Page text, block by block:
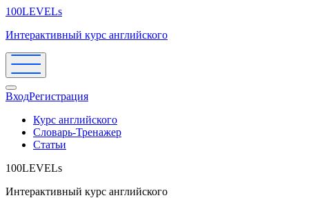
100LEVELs
Интерактивный курс английского
ВходРегистрация
Курс английского
Словарь-Тренажер
Статьи
100LEVELs
Интерактивный курс английского